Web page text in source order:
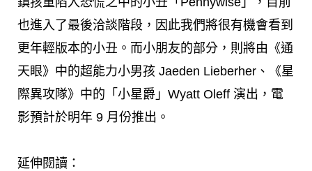
也進入了最後洽談階段，因此我們將很有機會看到
更年輕版本的小丑。而小朋友的部分，則將由《通
天眼》中的超能力小男孩 Jaeden Lieberher、《星
際異攻隊》中的「小星爵」Wyatt Oleff 演出，電
影預計於明年 9 月份推出。
延伸閱讀：